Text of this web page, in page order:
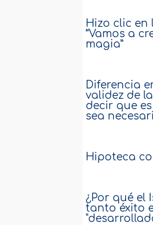
Hizo clic en
“Vamos a
magia”
Diferencia
validez de
decir que
sea
Hipoteca
¿Por qué el
tanto éxito